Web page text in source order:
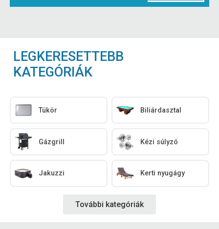
LEGKERESETTEBB
KATEGÓRIÁK
Tükör Biliárdasztal
Gázgrill Kézi súlyzó
Jakuzzi Kerti nyugágy
További kategóriák